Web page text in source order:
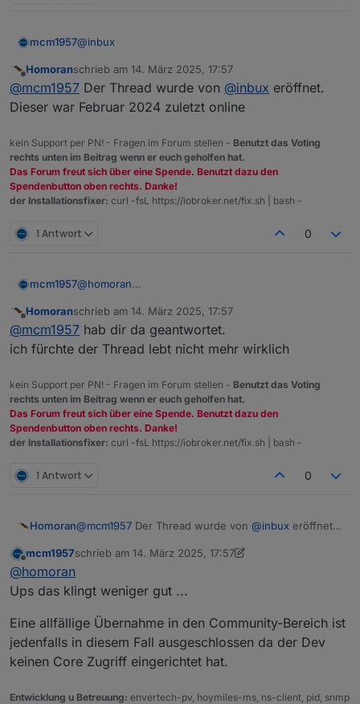
mcm1957@inbux
Wie ist den der Status dieser Entwicklung? Arbeitest
du noch an diesem Adapter?
Hat der den ALPHA Status inzwischen verlassen?
Wann ist mit einem Request zur Aufnahme in die
Github / npm zu installieren.
Offline
Homoranschrieb am 14. März 2025, 17:57
zuletzt editiert von
@mcm1957 Der Thread wurde von @inbux eröffnet.
Dieser war Februar 2024 zuletzt online
kein Support per PN! - Fragen im Forum stellen - Benutzt das Voting
rechts unten im Beitrag wenn er euch geholfen hat.
Das Forum freut sich über eine Spende. Benutzt dazu den
Spendenbutton oben rechts. Danke!
der Installationsfixer: curl -fsL https://iobroker.net/fix.sh | bash -
1 Antwort 0
mcm1957@homoran
Ich dort mal nachgefragt ob der Adapter noch
entwickelt wird und wann mit einem LATEST Request
zu rechnen ist...
Ev. merge diesen Beitrag auch dort rein.
Offline
Homoranschrieb am 14. März 2025, 17:57
zuletzt editiert von
@mcm1957 hab dir da geantwortet.
ich fürchte der Thread lebt nicht mehr wirklich
kein Support per PN! - Fragen im Forum stellen - Benutzt das Voting
rechts unten im Beitrag wenn er euch geholfen hat.
Das Forum freut sich über eine Spende. Benutzt dazu den
Spendenbutton oben rechts. Danke!
der Installationsfixer: curl -fsL https://iobroker.net/fix.sh | bash -
1 Antwort 0
Homoran@mcm1957 Der Thread wurde von @inbux eröffnet.
Offline
mcm1957schrieb am 14. März 2025, 17:57
zuletzt editiert von mcm1957
@homoran
Ups das klingt weniger gut ...
Eine allfällige Übernahme in den Community-Bereich ist
jedenfalls in diesem Fall ausgeschlossen da der Dev
keinen Core Zugriff eingerichtet hat.
Entwicklung u Betreuung: envertech-pv, hoymiles-ms, ns-client, pid, snmp